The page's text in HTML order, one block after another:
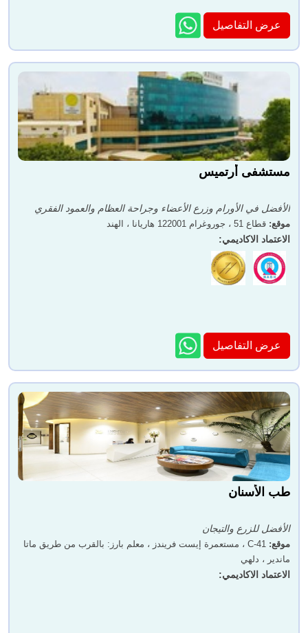
عرض التفاصيل
مستشفى أرتميس
الأفضل في الأورام وزرع الأعضاء وجراحة العظام والعمود الفقري
موقع: قطاع 51 ، جوروغرام 122001 هاريانا ، الهند
الاعتماد الاكاديمي:
عرض التفاصيل
طب الأسنان
الأفضل للزرع والتيجان
موقع:
C-41 ، مستعمرة إيست فريندز ، معلم بارز: بالقرب من طريق ماتا
ماندير ، دلهي
الاعتماد الاكاديمي: